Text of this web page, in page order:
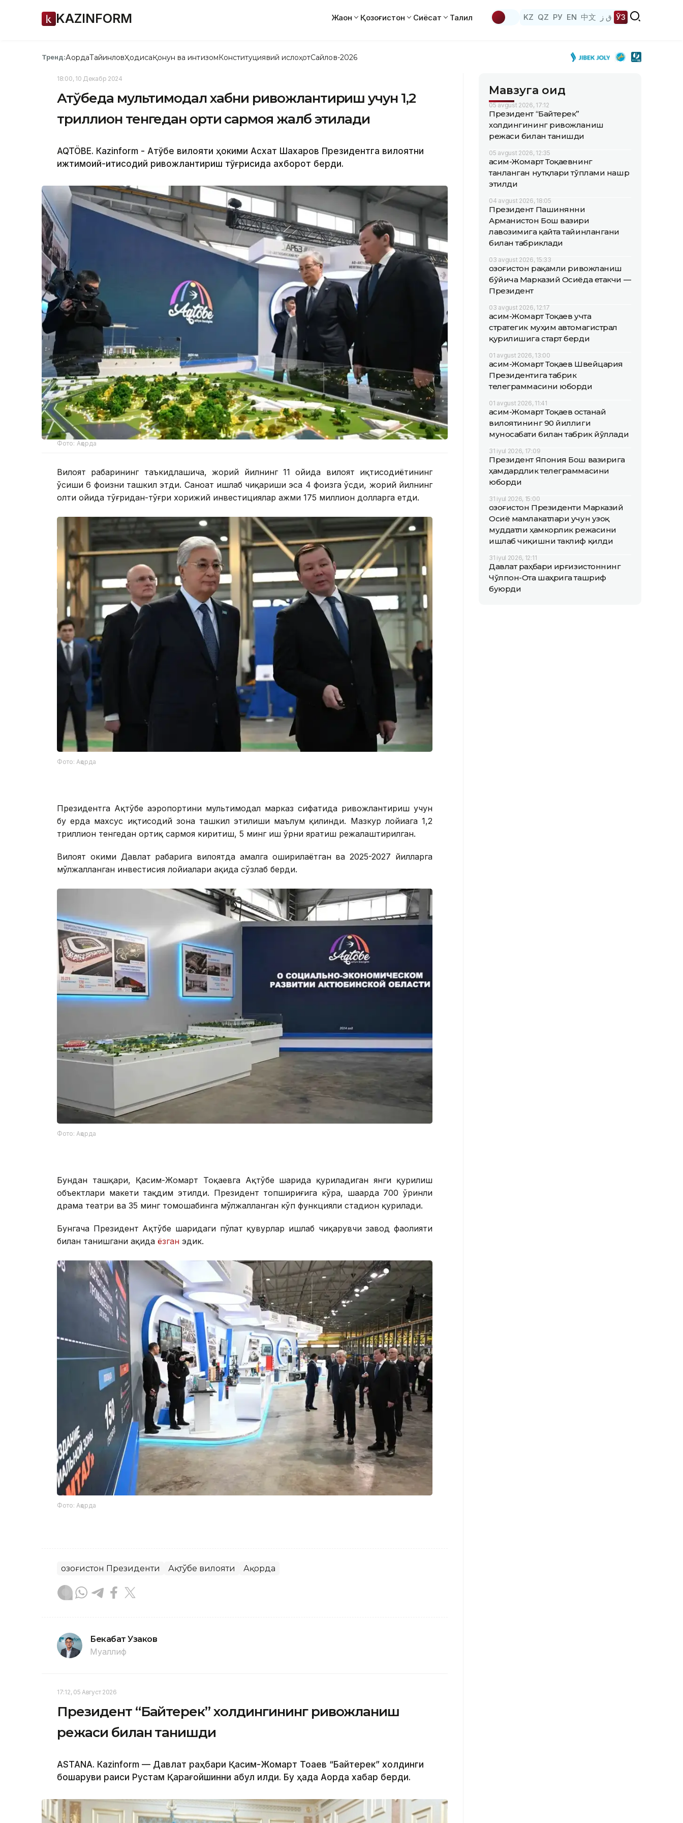
KAZINFORM Жаҳон Қозоғистон Сиёсат Таҳлил KZ QZ РУ EN 中文 ق ز ЎЗ
Тренд:АқордаТайинловҲодисаҚонун ва интизомКонституциявий ислоҳотСайлов-2026
18:00, 10 Декабр 2024
Ақтўбеда мультимодал хабни ривожлантириш учун 1,2
триллион тенгедан ортиқ сармоя жалб этилади
AQTÖBE. Кazinform - Ақтўбе вилояти ҳокими Асхат Шахаров Президентга вилоятни
ижтимоий-иқтисодий ривожлантириш тўғрисида ахборот берди.
Фото: Ақорда
Вилоят раҳбарининг таъкидлашича, жорий йилнинг 11 ойида вилоят иқтисодиётининг
ўсиши 6 фоизни ташкил этди. Саноат ишлаб чиқариши эса 4 фоизга ўсди, жорий йилнинг
олти ойида тўғридан-тўғри хорижий инвестициялар ҳажми 175 миллион долларга етди.
Фото: Ақорда
Президентга Ақтўбе аэропортини мультимодал марказ сифатида ривожлантириш учун
бу ерда махсус иқтисодий зона ташкил этилиши маълум қилинди. Мазкур лойиҳага 1,2
триллион тенгедан ортиқ сармоя киритиш, 5 минг иш ўрни яратиш режалаштирилган.
Вилоят ҳокими Давлат раҳбарига вилоятда амалга оширилаётган ва 2025-2027 йилларга
мўлжалланган инвестисия лойиҳалари ҳақида сўзлаб берди.
Фото: Ақорда
Бундан ташқари, Қасим-Жомарт Тоқаевга Ақтўбе шаҳрида қуриладиган янги қурилиш
объектлари макети тақдим этилди. Президент топшириғига кўра, шаҳарда 700 ўринли
драма театри ва 35 минг томошабинга мўлжалланган кўп функцияли стадион қурилади.
Бунгача Президент Ақтўбе шаҳридаги пўлат қувурлар ишлаб чиқарувчи завод фаолияти
билан танишгани ҳақида ёзган эдик.
Фото: Ақорда
Қозоғистон Президенти Ақтўбе вилояти Ақорда
Бекабат Узаков
Муаллиф
17:12, 05 Август 2026
Президент “Байтерек” холдингининг ривожланиш
режаси билан танишди
ASTANА. Каzinform — Давлат раҳбари Қасим-Жомарт Тоқаев “Байтерек” холдинги
бошқаруви раиси Рустам Қарағойшинни қабул қилди. Бу ҳақда Ақорда хабар берди.
Мавзуга оид
05 avgust 2026, 17:12
Президент “Байтерек”
холдингининг ривожланиш
режаси билан танишди
05 avgust 2026, 12:35
Қасим-Жомарт Тоқаевнинг
танланган нутқлари тўплами нашр
этилди
04 avgust 2026, 18:05
Президент Пашинянни
Арманистон Бош вазири
лавозимига қайта тайинлангани
билан табриклади
03 avgust 2026, 15:33
Қозоғистон рақамли ривожланиш
бўйича Марказий Осиёда етакчи —
Президент
03 avgust 2026, 12:17
Қасим-Жомарт Тоқаев учта
стратегик муҳим автомагистрал
қурилишига старт берди
01 avgust 2026, 13:00
Қасим-Жомарт Тоқаев Швейцария
Президентига табрик
телеграммасини юборди
01 avgust 2026, 11:41
Қасим-Жомарт Тоқаев Қостанай
вилоятининг 90 йиллиги
муносабати билан табрик йўллади
31 iyul 2026, 17:09
Президент Япония Бош вазирига
ҳамдардлик телеграммасини
юборди
31 iyul 2026, 15:00
Қозоғистон Президенти Марказий
Осиё мамлакатлари учун узоқ
муддатли ҳамкорлик режасини
ишлаб чиқишни таклиф қилди
31 iyul 2026, 12:11
Давлат раҳбари Қирғизистоннинг
Чўлпон-Ота шаҳрига ташриф
буюрди